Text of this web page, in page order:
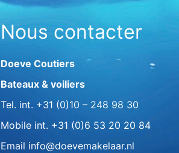
Nous contacter
Doeve Coutiers
Bateaux & voiliers
Tel. int. +31 (0)10 – 248 98 30
Mobile int. +31 (0)6 53 20 20 84
Email info@doevemakelaar.nl